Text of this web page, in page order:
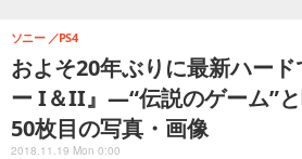
およそ20年ぶりに最新ハー
ー I＆II』―“伝説のゲーム”
50枚目の写真・画像
ソニー PS4
2018.11.19 Mon 0:00